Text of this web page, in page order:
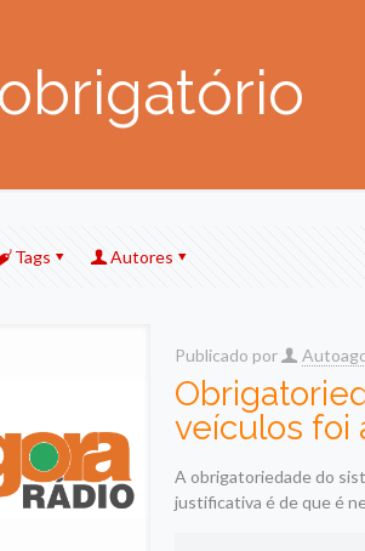
Tags Autores
Publicado por
veículos foi
A obrigatoriedade do
justificativa é de que é